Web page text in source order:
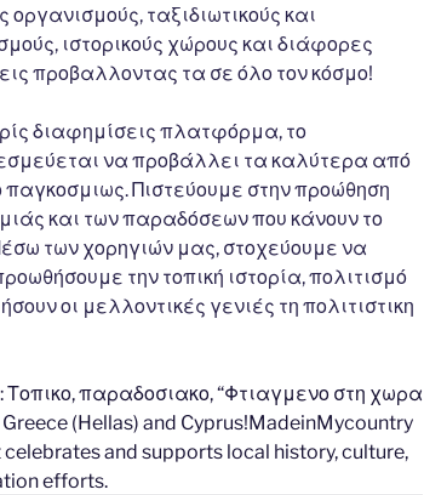
οργανισμούς, ταξιδιωτικούς και
ιστορικούς χώρους και διάφορες
προβαλλοντας τα σε όλο τον κόσμο!
διαφημίσεις πλατφόρμα, το
να προβάλλει τα καλύτερα από
Πιστεύουμε στην προώθηση
και των παραδόσεων που κάνουν το
των χορηγιών μας, στοχεύουμε να
την τοπική ιστορία, πολιτισμό
οι μελλοντικές γενιές τη πολιτιστικη